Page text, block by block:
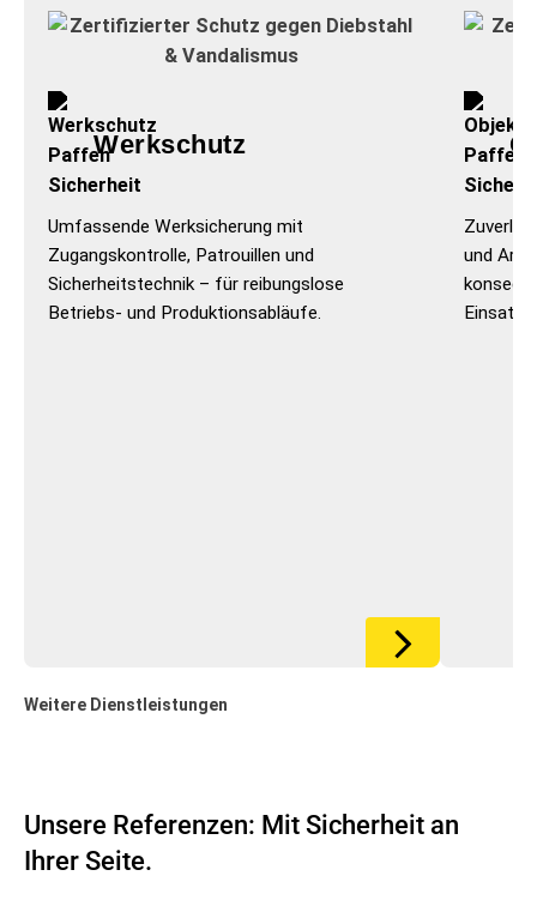
Werk­schutz
Umfassende Werksicherung mit
Zugangskontrolle, Patrouillen und
Sicherheitstechnik – für reibungslose
Betriebs- und Produktionsabläufe.
und
Einsatz
Weitere Dienstleistungen
Unsere Referenzen: Mit Sicherheit an
Ihrer Seite.